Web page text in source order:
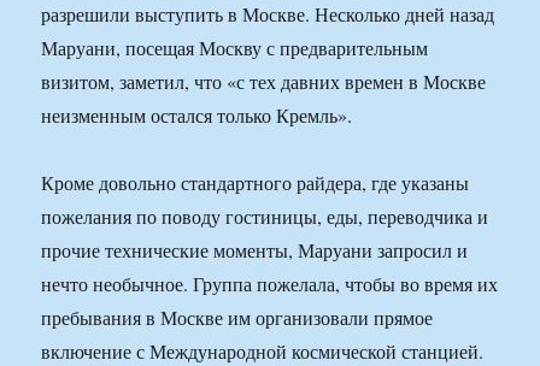
разрешили выступить в Москве. Несколько дней назад
Маруани, посещая Москву с предварительным
визитом, заметил, что «с тех давних времен в Москве
неизменным остался только Кремль».
Кроме довольно стандартного райдера, где указаны
пожелания по поводу гостиницы, еды, переводчика и
прочие технические моменты, Маруани запросил и
нечто необычное. Группа пожелала, чтобы во время их
пребывания в Москве им организовали прямое
включение с Международной космической станцией.